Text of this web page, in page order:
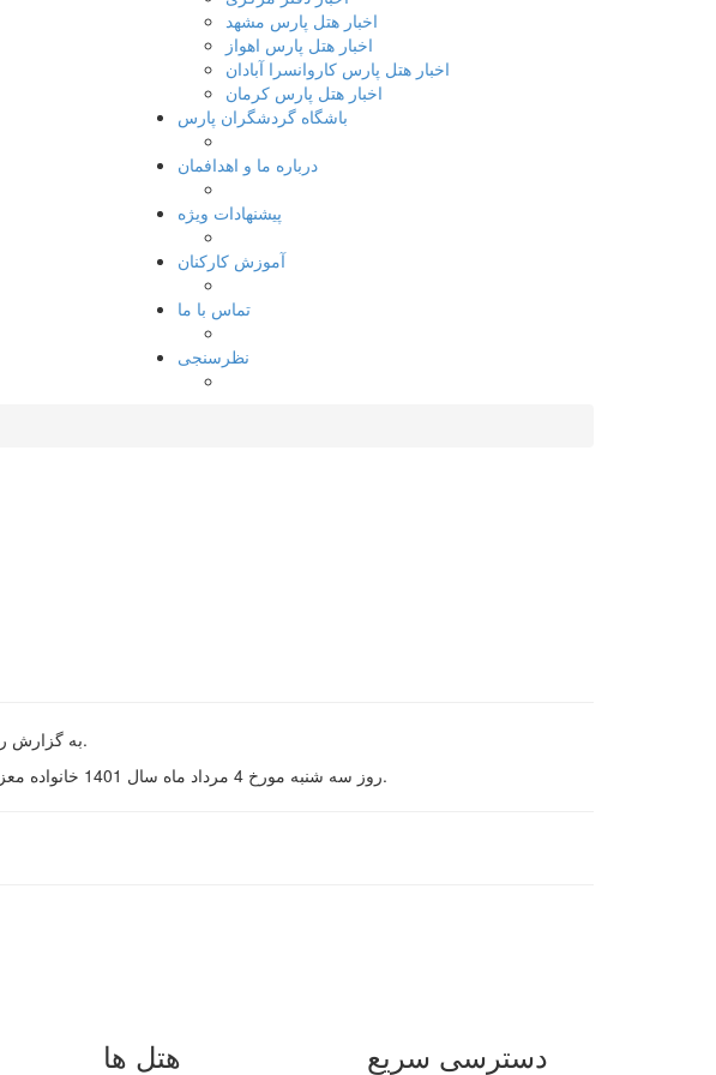
اخبار هتل پارس مشهد
اخبار هتل پارس اهواز
اخبار هتل پارس کاروانسرا آبادان
اخبار هتل پارس کرمان
باشگاه گردشگران پارس
درباره ما و اهدافمان
پیشنهادات ویژه
آموزش کارکنان
تماس با ما
نظرسنجی
به گزارش روابط عمومی هتل پارس کرمان، هتل پارس میزبان حضور خانواده معزز شهدا از شهرستان های تهران و مشهد بود.
روز سه شنبه مورخ 4 مرداد ماه سال 1401 خانواده معزز شهدا از شهرستان های تهران و مشهد که مهمانان شرکت گل گهر بودند به مدت سه شب در هتل اقامت داشتند.
دسترسی سریع هتل ها